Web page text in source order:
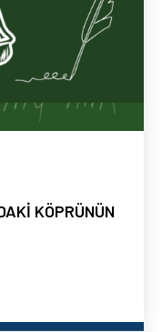
KÖPRÜNÜN